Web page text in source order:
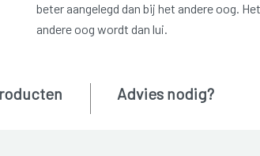
beter aangelegd dan bij het andere oog. Het
andere oog wordt dan lui.
Advies nodig?